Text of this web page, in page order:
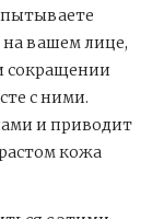
вашем лице,
сокращении
с ними.
и приводит
кожа